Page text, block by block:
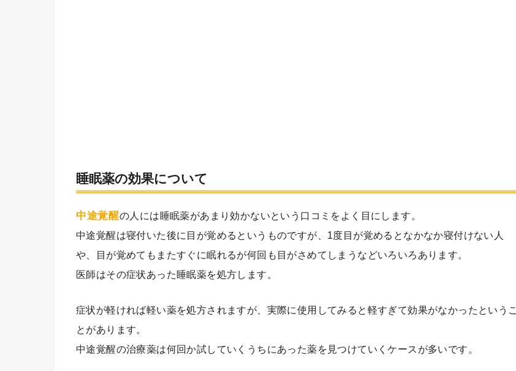
睡眠薬の効果について
中途覚醒の人には睡眠薬があまり効かないという口コミをよく目にします。
中途覚醒は寝付いた後に目が覚めるというものですが、1度目が覚めるとなかなか寝付けない人
や、目が覚めてもまたすぐに眠れるが何回も目がさめてしまうなどいろいろあります。
医師はその症状あった睡眠薬を処方します。
症状が軽ければ軽い薬を処方されますが、実際に使用してみると軽すぎて効果がなかったというこ
とがあります。
中途覚醒の治療薬は何回か試していくうちにあった薬を見つけていくケースが多いです。